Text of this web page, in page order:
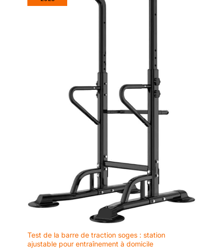
Test de la barre de traction soges : station
ajustable pour entraînement à domicile